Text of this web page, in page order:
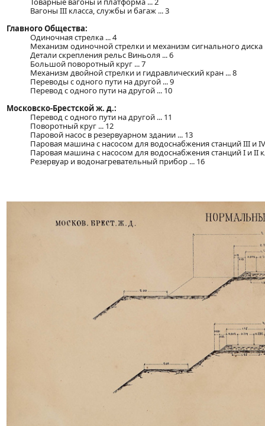
Вагоны III класса, службы и багаж ... 3
Главного Общества:
Одиночная стрелка ... 4
Механизм одиночной стрелки и механизм сигнального диска
Детали скрепления рельс Виньоля ... 6
Большой поворотный круг ... 7
Механизм двойной стрелки и гидравлический кран ... 8
Переводы с одного пути на другой ... 9
Перевод с одного пути на другой ... 10
Московско-Брестской ж. д.:
Перевод с одного пути на другой ... 11
Поворотный круг ... 12
Паровой насос в резервуарном здании ... 13
Паровая машина с насосом для водоснабжения станций III и IV
Паровая машина с насосом для водоснабжения станций I и II
Резервуар и водонагревательный прибор ... 16